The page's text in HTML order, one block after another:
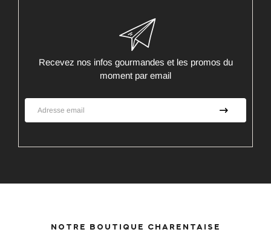
Recevez nos infos gourmandes et les promos du
moment par email
NOTRE BOUTIQUE CHARENTAISE